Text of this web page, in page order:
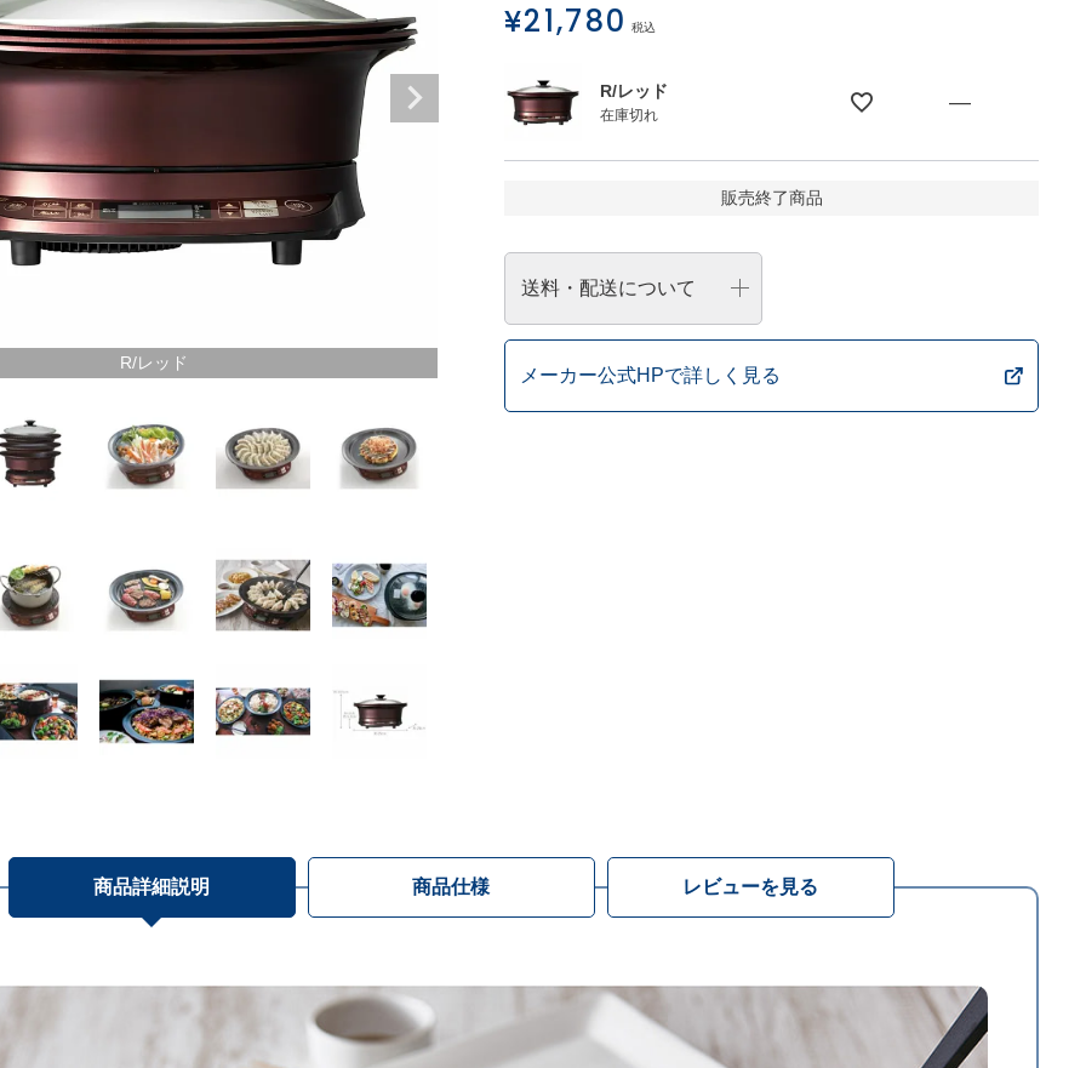
R/レッド
¥21,780 税込
R/レッド
在庫切れ
—
販売終了商品
送料・配送について
メーカー公式HPで詳しく見る
商品詳細説明 商品仕様 レビューを見る